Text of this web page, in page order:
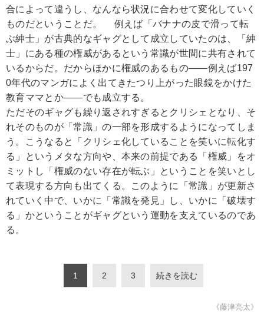
合によって違うし、なんなら状況に合わせて変化していく
ものだということだ。 例えば「バナナの皮で滑って転
ぶ紳士」が古典的なギャグとして成立していたのは、「紳
士」にある種の権威があるという常識が世間に共有されて
いるからだ。だからほかに権威のあるもの――例えば197
0年代のマンガによく出てきたつり上がった眼鏡をかけた
教育ママとか――でも成立する。
ただそのギャグも繰り返されすぎるとクリシェとなり、そ
れそのものが「常識」の一部を形成するようになってしま
う。こうなると「クリシェ化していることを笑いに転化す
る」というメタな方向や、本来の前提である「権威」をオ
ミットし「権威のない存在が転ぶ」ということを笑いとし
て表現する方向も出てくる。このように「常識」が更新さ
れていく中で、いかに「常識を発見」し、いかに「破壊す
る」かということがギャグという運動を支えているのであ
る。
1 2 3 続きを読む
《藤津亮太》